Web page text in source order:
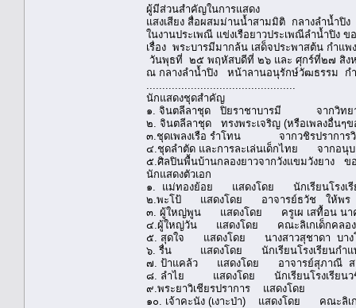
ผู้มีส่วนสำคัญในการแสดง
แสงเสียง สื่อผสมม่านน้ำสามมิติ กลางลำน้ำปิ
ในงานประเพณี แข่งเรือยาวประเพณีลำน้ำปิง ข
เรื่อง พระบารมีมากล้น เสด็จประพาสต้น กำแพ
วันพุธที่ ๒๕ พฤหัสบดีที่ ๒๖ และ ศุกร์ที่๒๗
ณ กลางลำน้ำปิง หน้าลานอนุรักษ์วัฒธรรม กำ
นักแสดงชุดสำคัญ
๑. จินตลีลาชุด ปิยราชาบารมี จากวิทยา
๒. จินตลีลาชุด ทรงพระเจริญ (หรือเพลงอื่น
๓.ชุดเพลงเรือ รำโทน จากวชิรปราก
๔.ชุดลำตัด และการละเล่นเด็กไทย จาก
๕.ศิลปินพื้นบ้านกลองยาวจากวังแขมวังย
นักแสดงตัวเอก
๑. แม่ทองย้อย แสดงโดย นักเรียนโรงเรี
๒.พะโป้ แสดงโดย อาจารย์ธวัช ให้พร
๓. ผู้ใหญ่พูน แสดงโดย ครูเผ เสทื้อน น
๔.ผู้ใหญ่วัน แสดงโดย คณะลิเกเด็กคลอง
๕. สุดใจ แสดงโดย นางสาวสุชาดา บางโ
๖. รื่น แสดงโดย นักเรียนโรงเรียนกำแพ
๗. ป้าแคล้ว แสดงโดย อาจารย์สุภาณี
๘. ลำไย แสดงโดย นักเรียนโรงเรียนวชิ
๙.พระยาวิเชียรปราการ แสดงโดย
๑๐. เจ้าคะนัง (เงาะป่า) แสดงโดย คณะลิเก